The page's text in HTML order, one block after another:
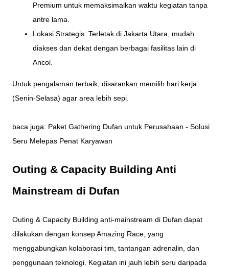
Premium untuk memaksimalkan waktu kegiatan tanpa
antre lama.
Lokasi Strategis: Terletak di Jakarta Utara, mudah
diakses dan dekat dengan berbagai fasilitas lain di
Ancol.
Untuk pengalaman terbaik, disarankan memilih hari kerja
(Senin-Selasa) agar area lebih sepi.
baca juga: Paket Gathering Dufan untuk Perusahaan - Solusi
Seru Melepas Penat Karyawan
Outing & Capacity Building Anti
Mainstream di Dufan
Outing & Capacity Building anti-mainstream di Dufan dapat
dilakukan dengan konsep Amazing Race, yang
menggabungkan kolaborasi tim, tantangan adrenalin, dan
penggunaan teknologi. Kegiatan ini jauh lebih seru daripada